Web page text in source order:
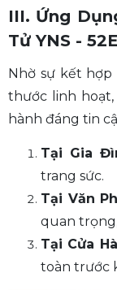
III. Ứng
Tử YNS - 52E
Nhờ sự kết
thước linh hoạt,
hành đáng tin
Tại Gia
trang sức.
Tại Văn
quan
Tại Cửa
toàn trước